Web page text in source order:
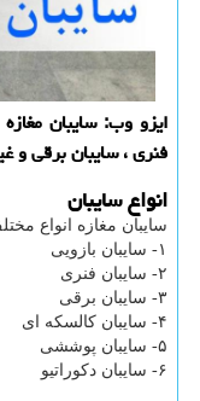
ایزو وب: سایبان
فنری ، سایبان برقی و
انواع سایبان
سایبان مغازه انواع
۱- سایبان بازویی
۲- سایبان فنری
۳- سایبان برقی
۴- سایبان کالسکه ای
۵- سایبان پوششی
۶- سایبان دکوراتیو